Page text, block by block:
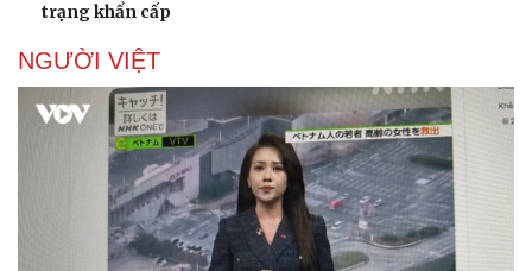
Dinh dưỡng - món ngon
Cây thuốc
Sản phụ khoa
Làm đẹp - giảm cân
Phòng mạch online
Ăn sạch sống khỏe
Blog
Tình yêu - Gia đình
trạng khẩn cấp
NGƯỜI VIỆT